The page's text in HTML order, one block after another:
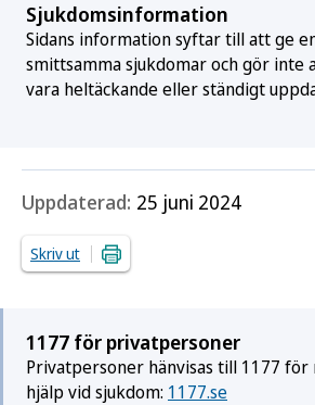
Sjukdomsinformation
Sidans information syftar till att ge
smittsamma sjukdomar och gör inte
vara heltäckande eller ständigt
Uppdaterad: 25 juni 2024
Skriv ut
1177 för privatpersoner
Privatpersoner hänvisas till 1177 för
hjälp vid sjukdom: 1177.se